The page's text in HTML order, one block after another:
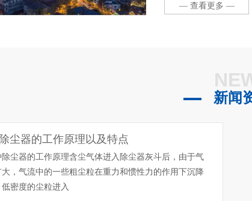
设备。本公司拥有
— 查看更多 —
新闻
尘器的工作原理以及特点
尘器的工作原理含尘气体进入除尘器灰斗后，由于气
，气流中的一些粗尘粒在重力和惯性力的作用下沉降
密度的尘粒进入